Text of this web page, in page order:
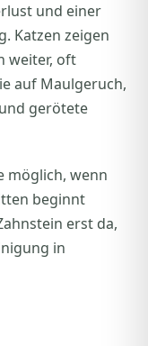
und einer
Katzen zeigen
weiter, oft
auf Maulgeruch,
gerötete
möglich, wenn
beginnt
erst da,
in